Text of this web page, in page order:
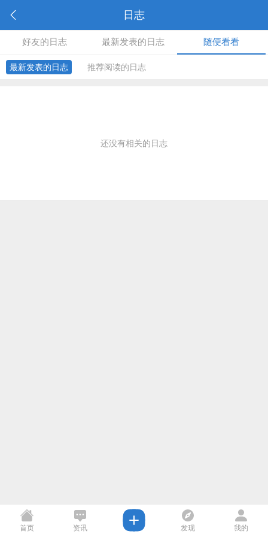
日志
好友的日志 最新发表的日志 随便看看
最新发表的日志 推荐阅读的日志
还没有相关的日志
首页 资讯 发现 我的